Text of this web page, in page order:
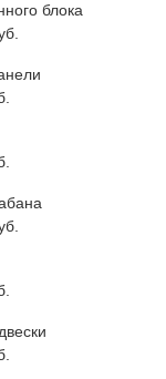
блока